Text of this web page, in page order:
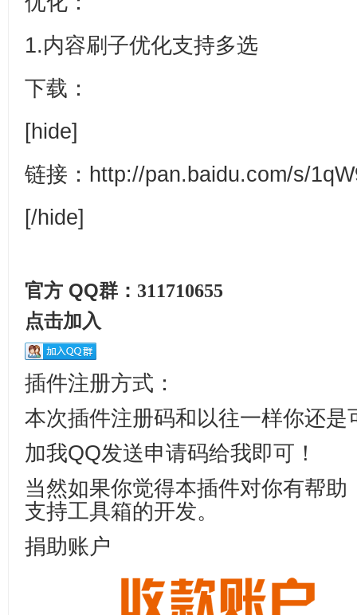
1.内容刷子优化支持多选
下载：
[hide]
链接：http://pan.baidu.com/s/
[/hide]
官方 QQ群： 311710655
点击加入
插件注册方式：
本次插件注册码和以往一样你还是
加我QQ发送申请码给我即可！
当然如果你觉得本插件对你有帮
支持工具箱的开发。
捐助账户